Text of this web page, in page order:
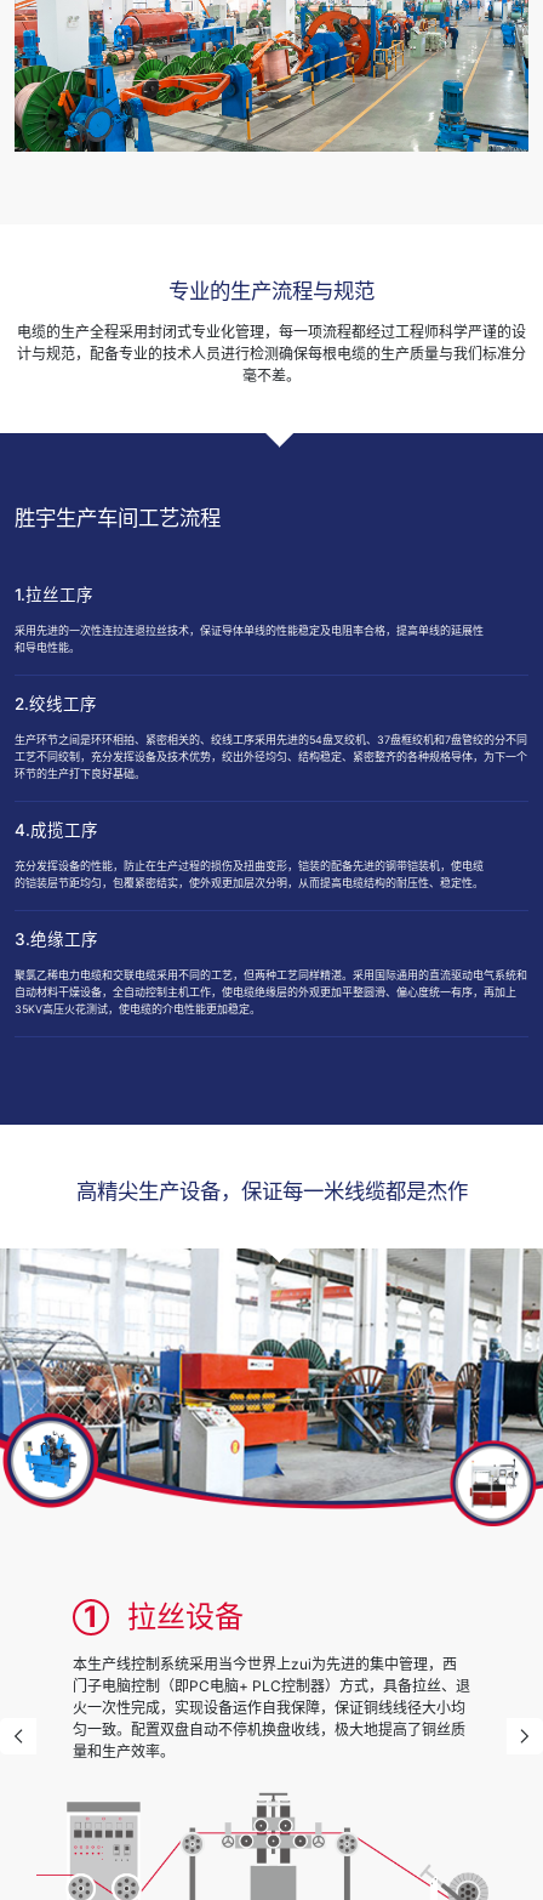
专业的生产流程与规范
电缆的生产全程采用封闭式专业化管理，每一项流程都经过工程师科学严谨的设
计与规范，配备专业的技术人员进行检测确保每根电缆的生产质量与我们标准分
毫不差。
胜宇生产车间工艺流程
1.拉丝工序
采用先进的一次性连拉连退拉丝技术，保证导体单线的性能稳定及电阻率合格，提高单线的延展性
和导电性能。
2.绞线工序
生产环节之间是环环相拍、紧密相关的、绞线工序采用先进的54盘叉绞机、37盘框绞机和7盘管绞的分不同
工艺不同绞制，充分发挥设备及技术优势，绞出外径均匀、结构稳定、紧密整齐的各种规格导体，为下一个
环节的生产打下良好基础。
4.成揽工序
充分发挥设备的性能，防止在生产过程的损伤及扭曲变形，铠装的配备先进的钢带铠装机，使电缆
的铠装层节距均匀，包覆紧密结实，使外观更加层次分明，从而提高电缆结构的耐压性、稳定性。
3.绝缘工序
聚氯乙稀电力电缆和交联电缆采用不同的工艺，但两种工艺同样精湛。采用国际通用的直流驱动电气系统和
自动材料干燥设备，全自动控制主机工作，使电缆绝缘层的外观更加平整圆滑、偏心度统一有序，再加上
35KV高压火花测试，使电缆的介电性能更加稳定。
高精尖生产设备，保证每一米线缆都是杰作
1 拉丝设备
本生产线控制系统采用当今世界上zui为先进的集中管理，西
门子电脑控制（即PC电脑+ PLC控制器）方式，具备拉丝、退
火一次性完成，实现设备运作自我保障，保证铜线线径大小均
匀一致。配置双盘自动不停机换盘收线，极大地提高了铜丝质
量和生产效率。